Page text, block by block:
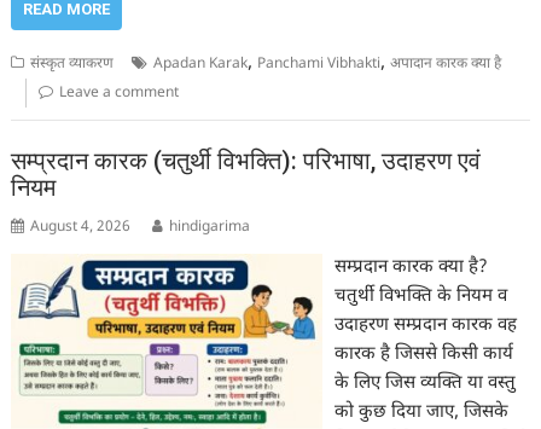
READ MORE
संस्कृत व्याकरण Apadan Karak, Panchami Vibhakti,अपादान कारक क्या है
Leave a comment
सम्प्रदान कारक (चतुर्थी विभक्ति): परिभाषा, उदाहरण एवं
नियम
August 4, 2026 hindigarima
सम्प्रदान कारक क्या है?
चतुर्थी विभक्ति के नियम व
उदाहरण सम्प्रदान कारक वह
कारक है जिससे किसी कार्य
के लिए जिस व्यक्ति या वस्तु
को कुछ दिया जाए, जिसके